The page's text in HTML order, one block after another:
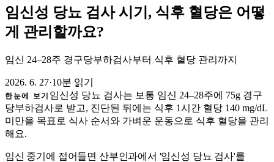
임신성 당뇨 검사 시기, 식후 혈당은 어떻
게 관리할까요?
임신 24–28주 경구당부하검사부터 식후 혈당 관리까지
2026. 6. 27·10분 읽기
한눈에 보기 임신성 당뇨 검사는 보통 임신 24–28주에 75g 경구
당부하검사로 받고, 진단된 뒤에는 식후 1시간 혈당 140 mg/dL
미만을 목표로 식사 순서와 가벼운 운동으로 식후 혈당을 관리
해요.
임신 중기에 접어들면 산부인과에서 '임신성 당뇨 검사'를